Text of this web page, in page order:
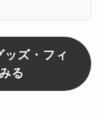
ズ・フィ
る